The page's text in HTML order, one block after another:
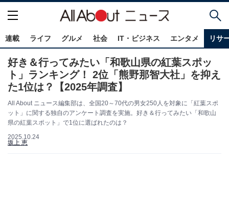
連載 ライフ グルメ 社会 IT・ビジネス エンタメ リサ
好き＆行ってみたい「和歌山県の紅葉スポッ
ト」ランキング！ 2位「熊野那智大社」を抑え
た1位は？【2025年調査】
All About ニュース編集部は、全国20～70代の男女250人を対象に「紅葉スポ
ット」に関する独自のアンケート調査を実施。好き＆行ってみたい「和歌山
県の紅葉スポット」で1位に選ばれたのは？
2025.10.24
坂上 恵